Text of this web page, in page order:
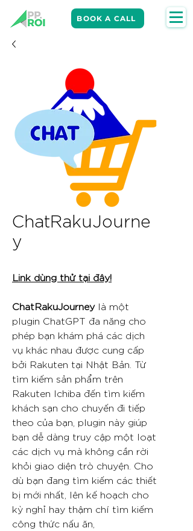
BOOK A CALL
ChatRakuJourne
y
Link dùng thử tại đây!
ChatRakuJourney là một
plugin ChatGPT đa năng cho
phép bạn khám phá các dịch
vụ khác nhau được cung cấp
bởi Rakuten tại Nhật Bản. Từ
tìm kiếm sản phẩm trên
Rakuten Ichiba đến tìm kiếm
khách sạn cho chuyến đi tiếp
theo của bạn, plugin này giúp
bạn dễ dàng truy cập một loạt
các dịch vụ mà không cần rời
khỏi giao diện trò chuyện. Cho
dù bạn đang tìm kiếm các thiết
bị mới nhất, lên kế hoạch cho
kỳ nghỉ hay thậm chí tìm kiếm
công thức nấu ăn,